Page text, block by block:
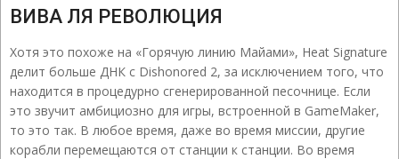
ВИВА ЛЯ РЕВОЛЮЦИЯ
Хотя это похоже на «Горячую линию Майами», Heat Signature
делит больше ДНК с Dishonored 2, за исключением того, что
находится в процедурно сгенерированной песочнице. Если
это звучит амбициозно для игры, встроенной в GameMaker,
то это так. В любое время, даже во время миссии, другие
корабли перемещаются от станции к станции. Во время